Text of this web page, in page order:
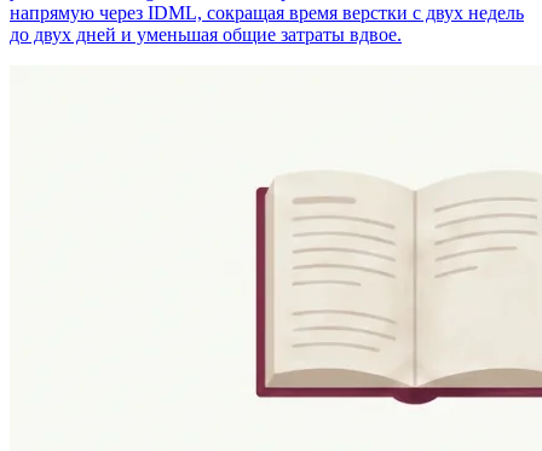
напрямую через IDML, сокращая время верстки с двух недель
до двух дней и уменьшая общие затраты вдвое.